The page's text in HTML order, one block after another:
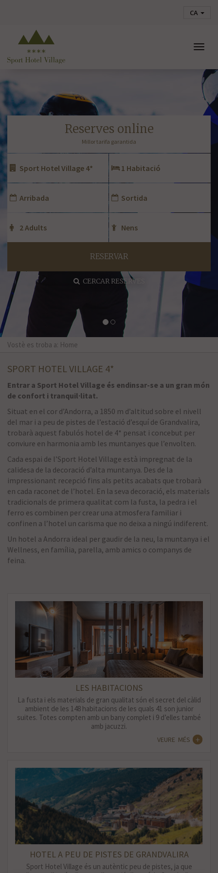
CA
reserves online
Millor tarifa garantida
RESERVAR
CERCAR RESERVES
Vostè es troba a: Home
SPORT HOTEL VILLAGE 4*
Entrar a Sport Hotel Village és endinsar-se a un gran món
de confort i tranquil·litat.
Situat en el cor d’Andorra, a 1850 m d’altitud sobre el nivell
del mar i a peu de pistes de l’estació d’esquí de Grandvalira,
trobarà aquest fabulós hotel de 4* pensat i concebut per
conviure en harmonia amb les muntanyes que l’envolten.
Cada espai de l’Sport Hotel Village està impregnat de la
calidesa de la decoració d’alta muntanya. Des de la
impressionant recepció fins als petits acabats que trobarà
en cada raconet de l’hotel. En la seva decoració, els materials
tradicionals de primera qualitat com la fusta, la pedra i el
ferro es combinen per crear una atmosfera familiar i
confinen a l’hotel un carisma que no deixa a ningú indiferent.
Un hotel a Andorra ideal per gaudir de la neu, la muntanya i el
Wellness, en família, parella, amb amics o companys de
feina.
LES HABITACIONS
La fusta i els materials de gran qualitat són el secret del càlid
ambient de les 148 habitacions de les quals 41 son junior
suites. Totes compten amb un bany complet i 9 d’elles també
amb jacuzzi.
VEURE MÉS
HOTEL A PEU DE PISTES DE GRANDVALIRA
Sport Hotel Village és un autèntic peu de pistes, ja que